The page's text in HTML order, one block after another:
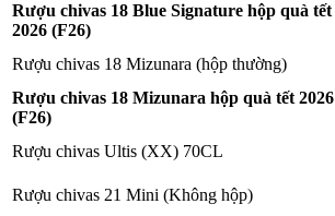
Rượu chivas 18 Blue Signature hộp quà tết
2026 (F26)
Rượu chivas 18 Mizunara (hộp thường)
Rượu chivas 18 Mizunara hộp quà tết 2026
(F26)
Rượu chivas Ultis (XX) 70CL
Rượu chivas 21 Mini (Không hộp)